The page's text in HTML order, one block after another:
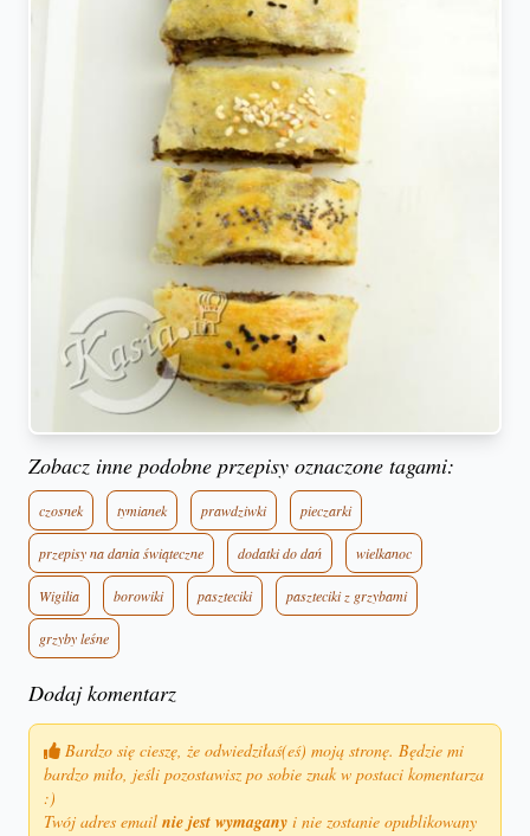
Zobacz inne podobne przepisy oznaczone tagami:
czosnek tymianek prawdziwki pieczarki
przepisy na dania świąteczne dodatki do dań wielkanoc
Wigilia borowiki paszteciki paszteciki z grzybami
grzyby leśne
Dodaj komentarz
Bardzo się cieszę, że odwiedziłaś(eś) moją stronę. Będzie mi
bardzo miło, jeśli pozostawisz po sobie znak w postaci komentarza
:)
Twój adres email nie jest wymagany i nie zostanie opublikowany